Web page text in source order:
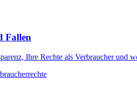
Fallen
Ihre Rechte als Verbraucher und